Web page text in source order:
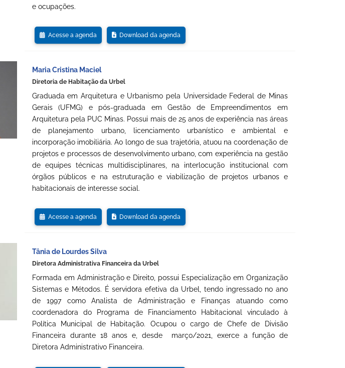
e ocupações.
Acesse a agenda Download da agenda
Maria Cristina Maciel
Diretoria de Habitação da Urbel
Graduada em Arquitetura e Urbanismo pela Universidade Federal de Minas
Gerais (UFMG) e pós-graduada em Gestão de Empreendimentos em
Arquitetura pela PUC Minas. Possui mais de 25 anos de experiência nas áreas
de planejamento urbano, licenciamento urbanístico e ambiental e
incorporação imobiliária. Ao longo de sua trajetória, atuou na coordenação de
projetos e processos de desenvolvimento urbano, com experiência na gestão
de equipes técnicas multidisciplinares, na interlocução institucional com
órgãos públicos e na estruturação e viabilização de projetos urbanos e
habitacionais de interesse social.
Acesse a agenda Download da agenda
Tânia de Lourdes Silva
Diretora Administrativa Financeira da Urbel
Formada em Administração e Direito, possui Especialização em Organização
Sistemas e Métodos. É servidora efetiva da Urbel, tendo ingressado no ano
de 1997 como Analista de Administração e Finanças atuando como
coordenadora do Programa de Financiamento Habitacional vinculado à
Política Municipal de Habitação. Ocupou o cargo de Chefe de Divisão
Financeira durante 18 anos e, desde março/2021, exerce a função de
Diretora Administrativo Financeira.